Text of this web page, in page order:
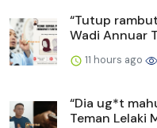
“Tutup
Wadi Annuar
11 hours ago
“Dia ug*t
Teman Lelaki